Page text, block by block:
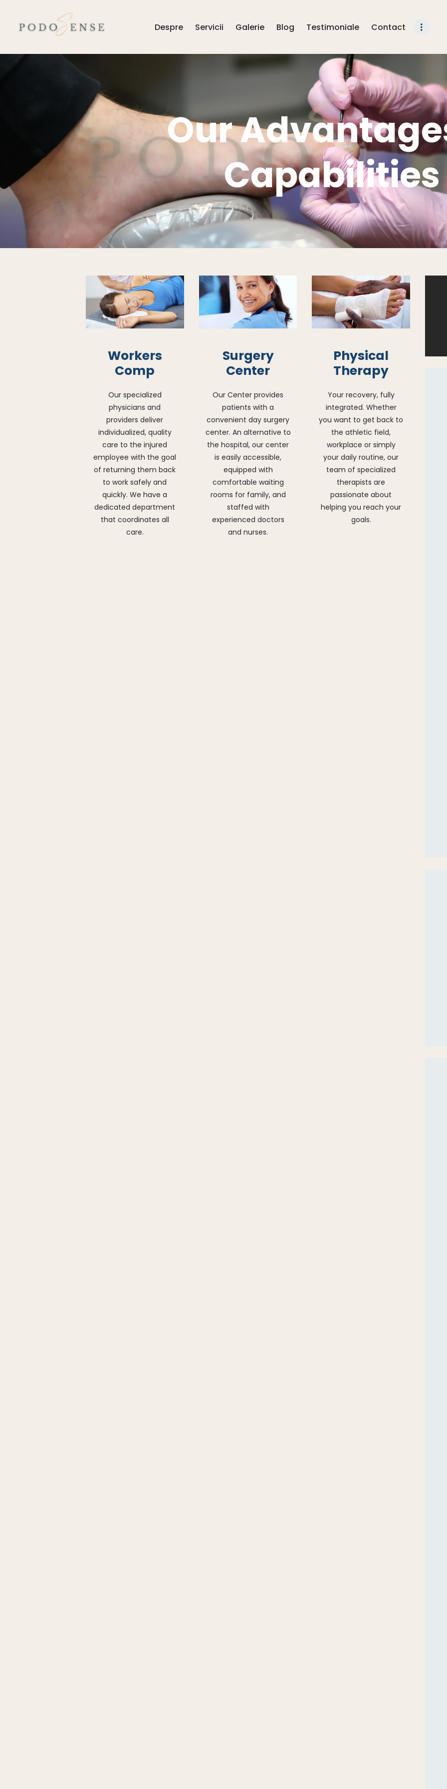
Despre Servicii Galerie Blog Testimoniale Contact
Our
Capabilities
TESTIMONIALE
CONTACT
Workers
Comp
Our specialized
physicians and
providers deliver
individualized, quality
care to the injured
employee with the goal
of returning them back
to work safely and
quickly. We have a
dedicated department
that coordinates all
care.
Surgery
Center
Our Center provides
patients with a
convenient day surgery
center. An alternative to
the hospital, our center
is easily accessible,
equipped with
comfortable waiting
rooms for family, and
staffed with
experienced doctors
and nurses.
Physical
Therapy
Your recovery, fully
integrated. Whether
you want to get back to
the athletic field,
workplace or simply
your daily routine, our
team of specialized
therapists are
passionate about
helping you reach your
goals.